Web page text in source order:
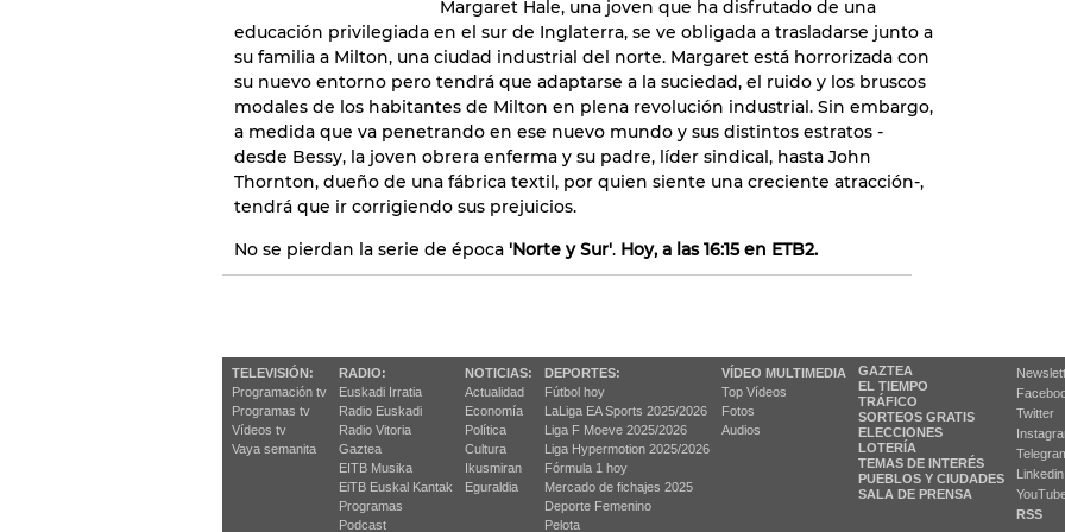
Margaret Hale, una joven que ha disfrutado de una
educación privilegiada en el sur de Inglaterra, se ve obligada a trasladarse junto a
su familia a Milton, una ciudad industrial del norte. Margaret está horrorizada con
su nuevo entorno pero tendrá que adaptarse a la suciedad, el ruido y los bruscos
modales de los habitantes de Milton en plena revolución industrial. Sin embargo,
a medida que va penetrando en ese nuevo mundo y sus distintos estratos -
desde Bessy, la joven obrera enferma y su padre, líder sindical, hasta John
Thornton, dueño de una fábrica textil, por quien siente una creciente atracción-,
tendrá que ir corrigiendo sus prejuicios.
No se pierdan la serie de época 'Norte y Sur'. Hoy, a las 16:15 en ETB2.
TELEVISIÓN:
Programación tv
Programas tv
Vídeos tv
Vaya semanita
RADIO:
Euskadi Irratia
Radio Euskadi
Radio Vitoria
Gaztea
EITB Musika
EiTB Euskal Kantak
Programas
Podcast
NOTICIAS:
Actualidad
Economía
Política
Cultura
Ikusmiran
Eguraldia
DEPORTES:
Fútbol hoy
LaLiga EA Sports 2025/2026
Liga F Moeve 2025/2026
Liga Hypermotion 2025/2026
Fórmula 1 hoy
Mercado de fichajes 2025
Deporte Femenino
Pelota
VÍDEO MULTIMEDIA
Top Vídeos
Fotos
Audios
GAZTEA
EL TIEMPO
TRÁFICO
SORTEOS GRATIS
ELECCIONES
LOTERÍA
TEMAS DE INTERÉS
PUEBLOS Y CIUDADES
SALA DE PRENSA
Twitter
Linkedin
RSS